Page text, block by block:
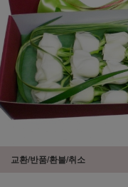
교환/반품/환불/취소